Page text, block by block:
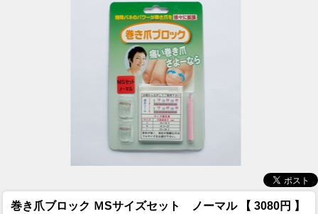
巻き爪ブロック ＭSサイズセット ノーマル 【 3080円 】